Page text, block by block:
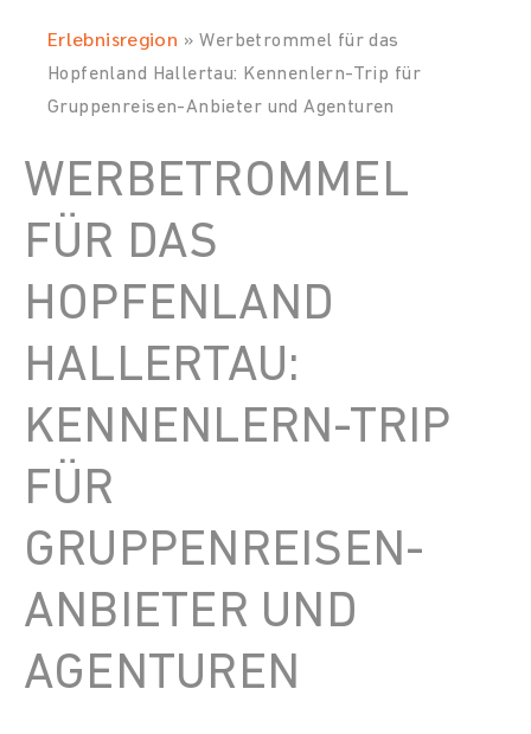
Erlebnisregion »Werbetrommel für das
Hopfenland Hallertau: Kennenlern-Trip für
Gruppenreisen-Anbieter und Agenturen
WERBETROMMEL
FÜR DAS
HOPFENLAND
HALLERTAU:
KENNENLERN-TRIP
FÜR
GRUPPENREISEN-
ANBIETER UND
AGENTUREN